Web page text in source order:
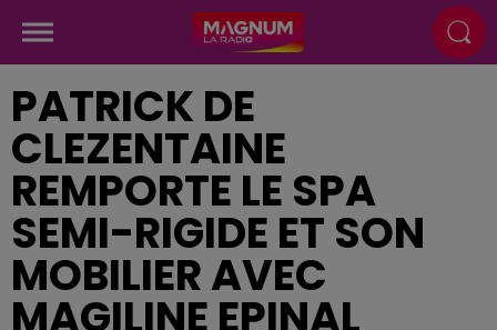
PATRICK DE
CLEZENTAINE
REMPORTE LE SPA
SEMI-RIGIDE ET SON
MOBILIER AVEC
MAGILINE EPINAL